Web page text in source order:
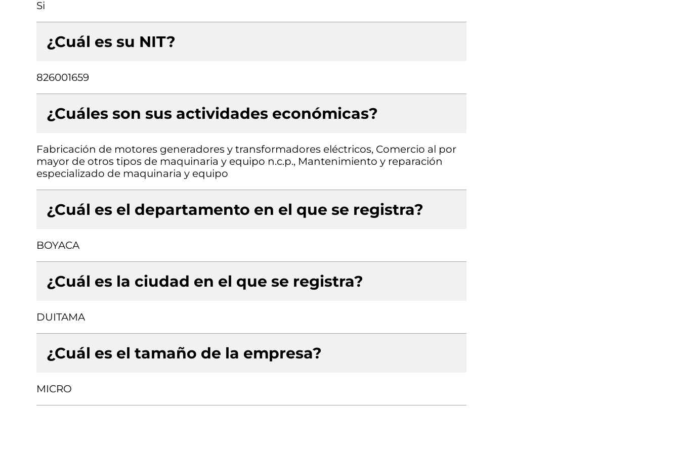
Si
¿Cuál es su NIT?
826001659
¿Cuáles son sus actividades económicas?
Fabricación de motores generadores y transformadores eléctricos, Comercio al por
mayor de otros tipos de maquinaria y equipo n.c.p., Mantenimiento y reparación
especializado de maquinaria y equipo
¿Cuál es el departamento en el que se registra?
BOYACA
¿Cuál es la ciudad en el que se registra?
DUITAMA
¿Cuál es el tamaño de la empresa?
MICRO